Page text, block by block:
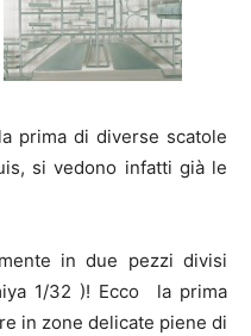
prima di diverse scatole
si vedono infatti già le
in due pezzi divisi
1/32 )! Ecco la prima
in zone delicate piene di